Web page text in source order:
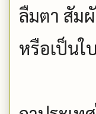
ลืมตา สัม
หรือเป็นใ